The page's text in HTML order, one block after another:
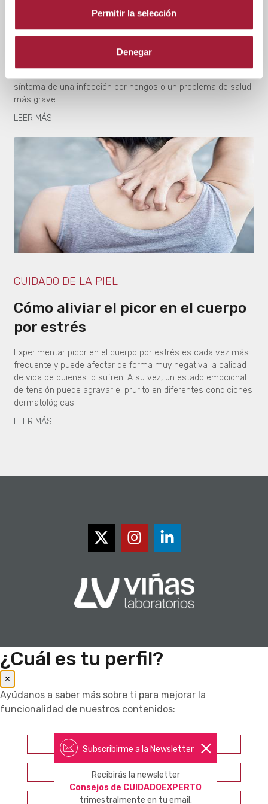
Permitir la selección
Denegar
Uñas amarillas: causas y
Tener las uñas amarillas puede deberse a diferentes causas.
síntoma de una infección por hongos o un problema de salud
más grave.
LEER MÁS
CUIDADO DE LA PIEL
Cómo aliviar el picor en el cuerpo
por estrés
Experimentar picor en el cuerpo por estrés es cada vez más
frecuente y puede afectar de forma muy negativa la calidad
de vida de quienes lo sufren. A su vez, un estado emocional
de tensión puede agravar el prurito en diferentes condiciones
dermatológicas.
LEER MÁS
Subscribirme a la Newsletter
Recibirás la newsletter
Consejos de CUIDADOEXPERTO
trimestralmente en tu email.
¿Cuál es tu perfil?
×
Ayúdanos a saber más sobre ti para mejorar la
funcionalidad de nuestros contenidos:
Farmacéutico
Otros profesionales sanitarios
Consumidor